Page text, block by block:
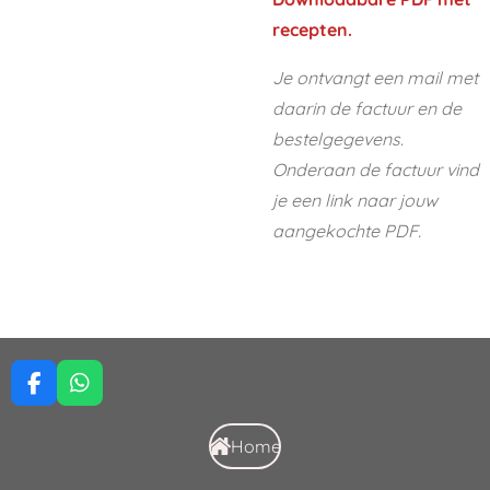
recepten.
Je ontvangt een mail met
daarin de factuur en de
bestelgegevens.
Onderaan de factuur vind
je een link naar jouw
aangekochte PDF.
F
a
W
h
Home